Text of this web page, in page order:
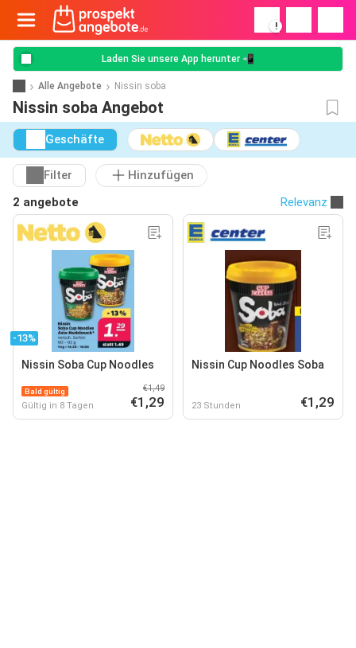
!
Laden Sie unsere App herunter 📲
Alle Angebote Nissin soba
Nissin soba Angebot
Geschäfte
Filter
Hinzufügen
2 angebote
Relevanz
-13%
Nissin Soba Cup Noodles
Bald gültig
Gültig in 8 Tagen
€1,49
€1,29
Nissin Cup Noodles Soba
23 Stunden €1,29